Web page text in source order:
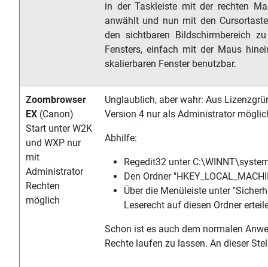
in der Taskleiste mit der rechten
anwählt und nun mit den
den sichtbaren Bildschirmbereich
Fensters, einfach mit der Maus
skalierbaren Fenster benutzbar.
Zoombrowser
EX (Canon)
Start unter W2K
und WXP nur
mit
Administrator
Rechten
möglich
Unglaublich, aber wahr: Aus
Version 4 nur als Administrator
Abhilfe:
Regedit32 unter
Den Ordner
Über die Menüleiste unter
Leserecht auf diesen Ordner
Schon ist es auch dem normalen
Rechte laufen zu lassen. An dieser